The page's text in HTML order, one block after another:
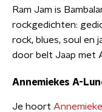
Ram Jam is
rockgedichten:
rock, blues, soul en
door belt Jaap met
Annemiekes A-
Je hoort